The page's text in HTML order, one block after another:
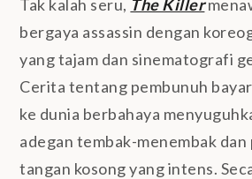
Tak kalah seru, The Killer
bergaya assassin dengan
yang tajam dan sinematografi
Cerita tentang pembunuh
ke dunia berbahaya
adegan tembak-menembak
tangan kosong yang intens.